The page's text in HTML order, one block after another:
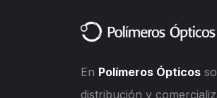
En Polímeros Ópticos
distribución y